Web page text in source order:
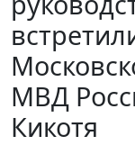
МВД
Кикотя